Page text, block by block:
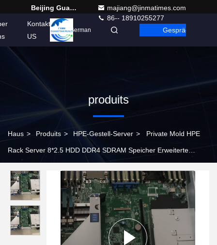
Beijing Guangtian Runze Technology Co., Ltd.
majiang@jinmatimes.com
86-- 18910255277
Kontakt
US
German Gespräch
produits
Haus > Produits > HPE-Gestell-Server > Private Mold HPE
Rack Server 8*2.5 HDD DDR4 SDRAM Speicher Erweiterte